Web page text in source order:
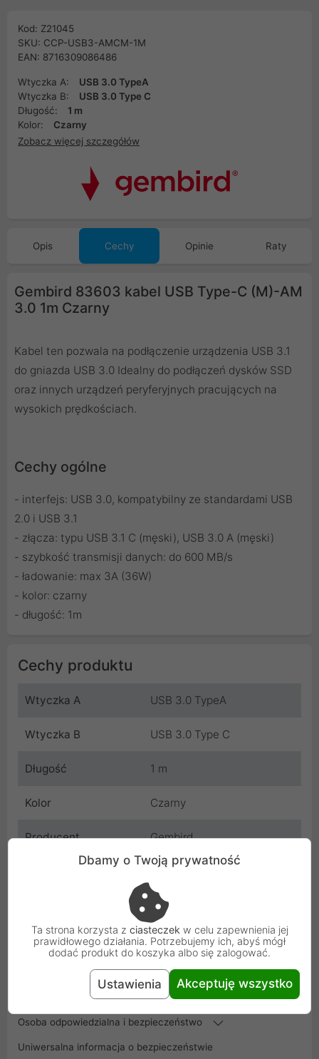
Kod: Z21045
SKU: CCP-USB3-AMCM-1M
EAN: 8716309086486
Wtyczka A:
USB 3.0 TypeA
Wtyczka B:
USB 3.0 Type C
Długość:
1 m
Kolor:
Czarny
Zobacz więcej szczegółów
Opis Cechy Opinie Raty
Gembird 83603 kabel USB Type-C (M)-AM
3.0 1m Czarny
Kabel ten pozwala na podłączenie urządzenia USB 3.1
do gniazda USB 3.0 Idealny do podłączeń dysków SSD
oraz innych urządzeń peryferyjnych pracujących na
wysokich prędkościach.
Cechy ogólne
- interfejs: USB 3.0, kompatybilny ze standardami USB
2.0 i USB 3.1
- złącza: typu USB 3.1 C (męski), USB 3.0 A (męski)
- szybkość transmisji danych: do 600 MB/s
- ładowanie: max 3A (36W)
- kolor: czarny
- długość: 1m
Cechy produktu
Wtyczka A USB 3.0 TypeA
Wtyczka B USB 3.0 Type C
Długość 1 m
Kolor Czarny
Producent Gembird
Z21045
CCP-USB3-AMCM-1M
EAN 8716309086486
24 miesiące
Osoba odpowiedzialna i bezpieczeństwo
Uniwersalna informacja o bezpieczeństwie
Dbamy o Twoją prywatność
Ta strona korzysta z ciasteczek w celu zapewnienia jej
prawidłowego działania. Potrzebujemy ich, abyś mógł
dodać produkt do koszyka albo się zalogować.
Ustawienia Akceptuję wszystko